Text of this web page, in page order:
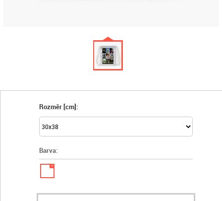
Rozměr [cm]:
Barva:
✓